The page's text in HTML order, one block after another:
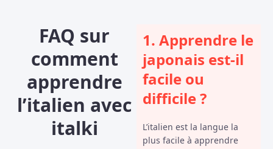
FAQ sur
comment
apprendre
l’italien avec
italki
1. Apprendre le
japonais est-il
facile ou
difficile ?
L’italien est la langue la
plus facile à apprendre